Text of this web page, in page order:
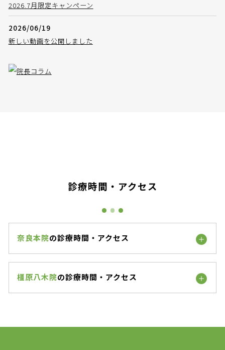
2026.7月限定キャンペーン
2026/06/19
新しい動画を公開しました
診療時間・アクセス
奈良本院の診療時間・アクセス
橿原八木院の診療時間・アクセス